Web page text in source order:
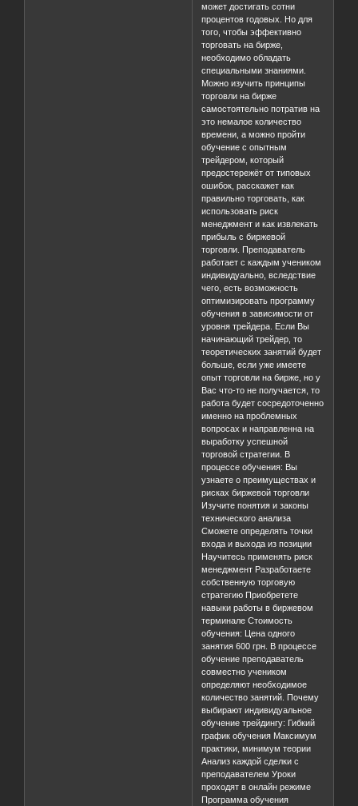
может достигать сотни
процентов годовых. Но для
того, чтобы эффективно
торговать на бирже,
необходимо обладать
специальными знаниями.
Можно изучить принципы
торговли на бирже
самостоятельно потратив на
это немалое количество
времени, а можно пройти
обучение с опытным
трейдером, который
предостережёт от типовых
ошибок, расскажет как
правильно торговать, как
использовать риск
менеджмент и как извлекать
прибыль с биржевой
торговли. Преподаватель
работает с каждым учеником
индивидуально, вследствие
чего, есть возможность
оптимизировать программу
обучения в зависимости от
уровня трейдера. Если Вы
начинающий трейдер, то
теоретических занятий будет
больше, если уже имеете
опыт торговли на бирже, но у
Вас что-то не получается, то
работа будет сосредоточенно
именно на проблемных
вопросах и направленна на
выработку успешной
торговой стратегии. В
процессе обучения: Вы
узнаете о преимуществах и
рисках биржевой торговли
Изучите понятия и законы
технического анализа
Сможете определять точки
входа и выхода из позиции
Научитесь применять риск
менеджмент Разработаете
собственную торговую
стратегию Приобретете
навыки работы в биржевом
терминале Стоимость
обучения: Цена одного
занятия 600 грн. В процессе
обучение преподаватель
совместно учеником
определяют необходимое
количество занятий. Почему
выбирают индивидуальное
обучение трейдингу: Гибкий
график обучения Максимум
практики, минимум теории
Анализ каждой сделки с
преподавателем Уроки
проходят в онлайн режиме
Программа обучения